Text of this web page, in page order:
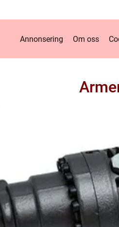
Annonsering Om oss